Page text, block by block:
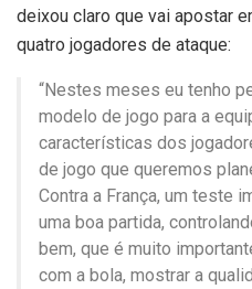
deixou claro que vai apostar
quatro jogadores de ataque:
“Nestes meses eu tenho
modelo de jogo para a
características dos
de jogo que queremos
Contra a França, um teste
uma boa partida,
bem, que é muito
com a bola, mostrar a